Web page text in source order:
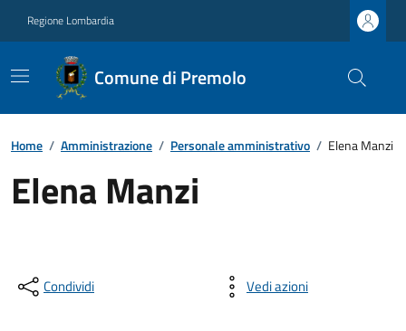
Regione Lombardia
Comune di Premolo
Home / Amministrazione / Personale amministrativo / Elena Manzi
Elena Manzi
Condividi Vedi azioni